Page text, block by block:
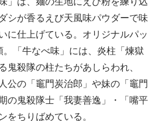
シが香るえび天風味パウダーで味
に仕上げている。オリジナルパッ
「牛なべ味」には、炎柱「煉獄
鬼殺隊の柱たちがあしらわれ、
公の「竈門炭治郎」や妹の「竈門
の鬼殺隊士「我妻善逸」・「嘴平
ちりばめている。